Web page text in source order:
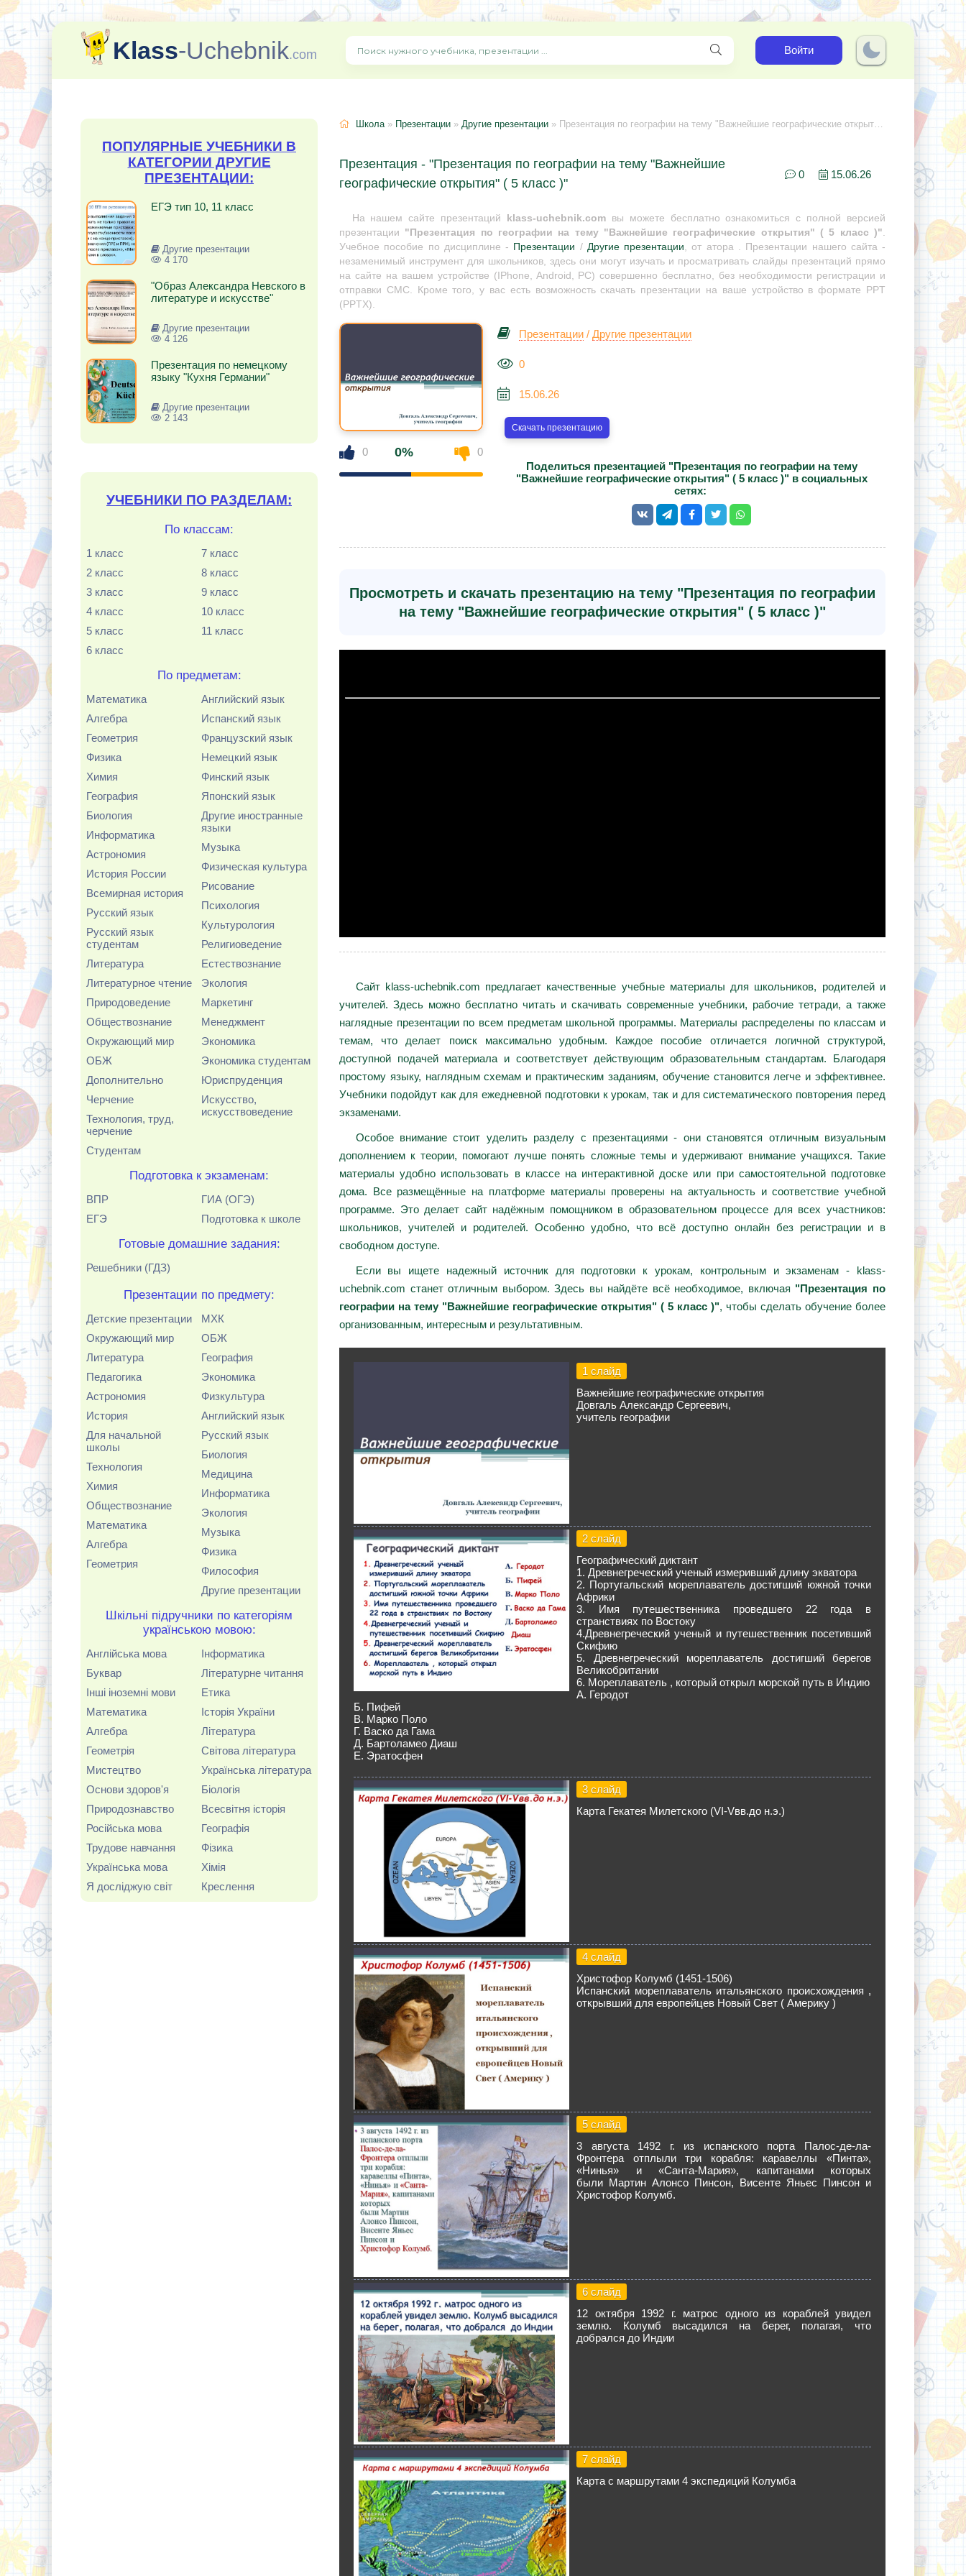
Klass-Uchebnik.com Войти
ПОПУЛЯРНЫЕ УЧЕБНИКИ В
КАТЕГОРИИ ДРУГИЕ
ПРЕЗЕНТАЦИИ:
ЕГЭ тип 10, 11 класс
Другие презентации
4 170
"Образ Александра Невского в
литературе и искусстве"
Другие презентации
4 126
Презентация по немецкому
языку "Кухня Германии"
Другие презентации
2 143
УЧЕБНИКИ ПО РАЗДЕЛАМ:
По классам:
1 класс
2 класс
3 класс
4 класс
5 класс
6 класс
7 класс
8 класс
9 класс
10 класс
11 класс
По предметам:
Математика
Алгебра
Геометрия
Физика
Химия
География
Биология
Информатика
Астрономия
История России
Всемирная история
Русский язык
Русский язык
студентам
Литература
Литературное чтение
Природоведение
Обществознание
Окружающий мир
ОБЖ
Дополнительно
Черчение
Технология, труд,
черчение
Студентам
Английский язык
Испанский язык
Французский язык
Немецкий язык
Финский язык
Японский язык
Другие иностранные
языки
Музыка
Физическая культура
Рисование
Психология
Культурология
Религиоведение
Естествознание
Экология
Маркетинг
Менеджмент
Экономика
Экономика студентам
Юриспруденция
Искусство,
искусствоведение
Подготовка к экзаменам:
ВПР
ЕГЭ
ГИА (ОГЭ)
Подготовка к школе
Готовые домашние задания:
Решебники (ГДЗ)
Презентации по предмету:
Детские презентации
Окружающий мир
Литература
Педагогика
Астрономия
История
Для начальной
школы
Технология
Химия
Обществознание
Математика
Алгебра
Геометрия
МХК
ОБЖ
География
Экономика
Физкультура
Английский язык
Русский язык
Биология
Медицина
Информатика
Экология
Музыка
Физика
Философия
Другие презентации
Шкільні підручники по категоріям
українською мовою:
Англійська мова
Буквар
Інші іноземні мови
Математика
Алгебра
Геометрія
Мистецтво
Основи здоров'я
Природознавство
Російська мова
Трудове навчання
Українська мова
Я досліджую світ
Інформатика
Літературне читання
Етика
Історія України
Література
Світова література
Українська література
Біологія
Всесвітня історія
Географія
Фізика
Хімія
Креслення
Школа» Презентации » Другие презентации » Презентация по географии на тему "Важнейшие географические открытия" ( 5 класс )
Презентация - "Презентация по географии на тему "Важнейшие
географические открытия" ( 5 класс )"
0 15.06.26
На нашем сайте презентаций klass-uchebnik.comвы можете бесплатно ознакомиться с полной версией
презентации "Презентация по географии на тему "Важнейшие географические открытия" ( 5 класс )".
Учебное пособие по дисциплине - Презентации / Другие презентации, от атора . Презентации нашего сайта -
незаменимый инструмент для школьников, здесь они могут изучать и просматривать слайды презентаций прямо
на сайте на вашем устройстве (IPhone, Android, PC) совершенно бесплатно, без необходимости регистрации и
отправки СМС. Кроме того, у вас есть возможность скачать презентации на ваше устройство в формате PPT
(PPTX).
0 0% 0
Презентации / Другие презентации
0
15.06.26
Скачать презентацию
Поделиться презентацией "Презентация по географии на тему
"Важнейшие географические открытия" ( 5 класс )" в социальных
сетях:
Просмотреть и скачать презентацию на тему "Презентация по географии
на тему "Важнейшие географические открытия" ( 5 класс )"
Сайт klass-uchebnik.com предлагает качественные учебные материалы для школьников, родителей и
учителей. Здесь можно бесплатно читать и скачивать современные учебники, рабочие тетради, а также
наглядные презентации по всем предметам школьной программы. Материалы распределены по классам и
темам, что делает поиск максимально удобным. Каждое пособие отличается логичной структурой,
доступной подачей материала и соответствует действующим образовательным стандартам. Благодаря
простому языку, наглядным схемам и практическим заданиям, обучение становится легче и эффективнее.
Учебники подойдут как для ежедневной подготовки к урокам, так и для систематического повторения перед
экзаменами.
Особое внимание стоит уделить разделу с презентациями - они становятся отличным визуальным
дополнением к теории, помогают лучше понять сложные темы и удерживают внимание учащихся. Такие
материалы удобно использовать в классе на интерактивной доске или при самостоятельной подготовке
дома. Все размещённые на платформе материалы проверены на актуальность и соответствие учебной
программе. Это делает сайт надёжным помощником в образовательном процессе для всех участников:
школьников, учителей и родителей. Особенно удобно, что всё доступно онлайн без регистрации и в
свободном доступе.
Если вы ищете надежный источник для подготовки к урокам, контрольным и экзаменам - klass-
uchebnik.com станет отличным выбором. Здесь вы найдёте всё необходимое, включая "Презентация по
географии на тему "Важнейшие географические открытия" ( 5 класс )", чтобы сделать обучение более
организованным, интересным и результативным.
1 слайд
Важнейшие географические открытия
Довгаль Александр Сергеевич,
учитель географии
2 слайд
Географический диктант
1. Древнегреческий ученый измеривший длину экватора
2. Португальский мореплаватель достигший южной точки
Африки
3. Имя путешественника проведшего 22 года в
странствиях по Востоку
4.Древнегреческий ученый и путешественник посетивший
Скифию
5. Древнегреческий мореплаватель достигший берегов
Великобритании
6. Мореплаватель , который открыл морской путь в Индию
А. Геродот
Б. Пифей
В. Марко Поло
Г. Васко да Гама
Д. Бартоламео Диаш
Е. Эратосфен
3 слайд
Карта Гекатея Милетского (VI-Vвв.до н.э.)
4 слайд
Христофор Колумб (1451-1506)
Испанский мореплаватель итальянского происхождения ,
открывший для европейцев Новый Свет ( Америку )
5 слайд
3 августа 1492 г. из испанского порта Палос-де-ла-
Фронтера отплыли три корабля: каравеллы «Пинта»,
«Нинья» и «Санта-Мария», капитанами которых
были Мартин Алонсо Пинсон, Висенте Яньес Пинсон и
Христофор Колумб.
6 слайд
12 октября 1992 г. матрос одного из кораблей увидел
землю. Колумб высадился на берег, полагая, что
добрался до Индии
7 слайд
Карта с маршрутами 4 экспедиций Колумба